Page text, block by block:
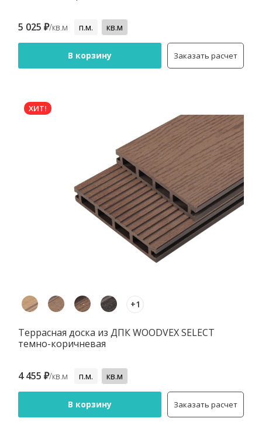
5 025 ₽/кв.м п.м. кв.м
В корзину Заказать расчет
ХИТ!
+1
Террасная доска из ДПК WOODVEX SELECT
темно-коричневая
4 455 ₽/кв.м п.м. кв.м
В корзину Заказать расчет